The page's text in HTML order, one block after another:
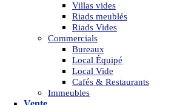
Villas vides
Riads meublés
Riads Vides
Commercials
Bureaux
Local Équipé
Local Vide
Cafés & Restaurants
Immeubles